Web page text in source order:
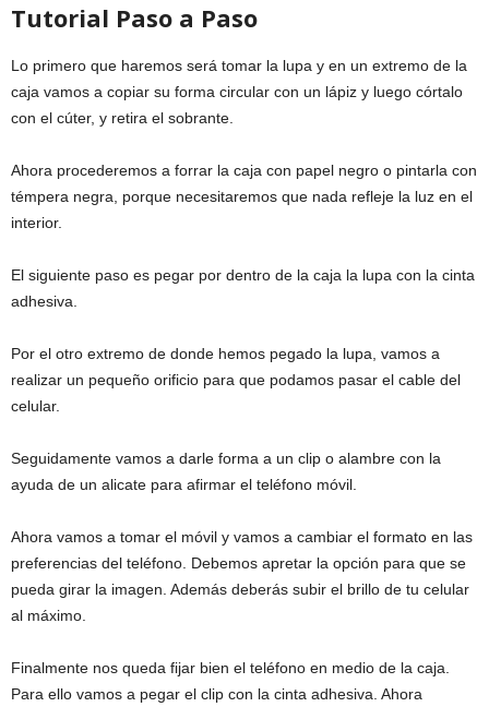
Tutorial Paso a Paso
Lo primero que haremos será tomar la lupa y en un extremo de la
caja vamos a copiar su forma circular con un lápiz y luego córtalo
con el cúter, y retira el sobrante.
Ahora procederemos a forrar la caja con papel negro o pintarla con
témpera negra, porque necesitaremos que nada refleje la luz en el
interior.
El siguiente paso es pegar por dentro de la caja la lupa con la cinta
adhesiva.
Por el otro extremo de donde hemos pegado la lupa, vamos a
realizar un pequeño orificio para que podamos pasar el cable del
celular.
Seguidamente vamos a darle forma a un clip o alambre con la
ayuda de un alicate para afirmar el teléfono móvil.
Ahora vamos a tomar el móvil y vamos a cambiar el formato en las
preferencias del teléfono. Debemos apretar la opción para que se
pueda girar la imagen. Además deberás subir el brillo de tu celular
al máximo.
Finalmente nos queda fijar bien el teléfono en medio de la caja.
Para ello vamos a pegar el clip con la cinta adhesiva. Ahora